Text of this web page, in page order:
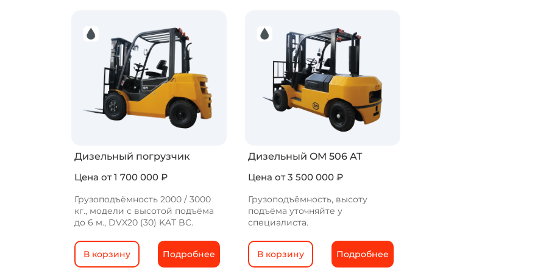
Дизельный погрузчик
Цена от 1 700 000 ₽
Грузоподъёмность 2000 / 3000
кг., модели с высотой подъёма
до 6 м., DVX20 (30) KAT BC.
В корзину Подробнее
Дизельный OM 506 AT
Цена от 3 500 000 ₽
Грузоподъёмность, высоту
подъёма уточняйте у
специалиста.
В корзину Подробнее